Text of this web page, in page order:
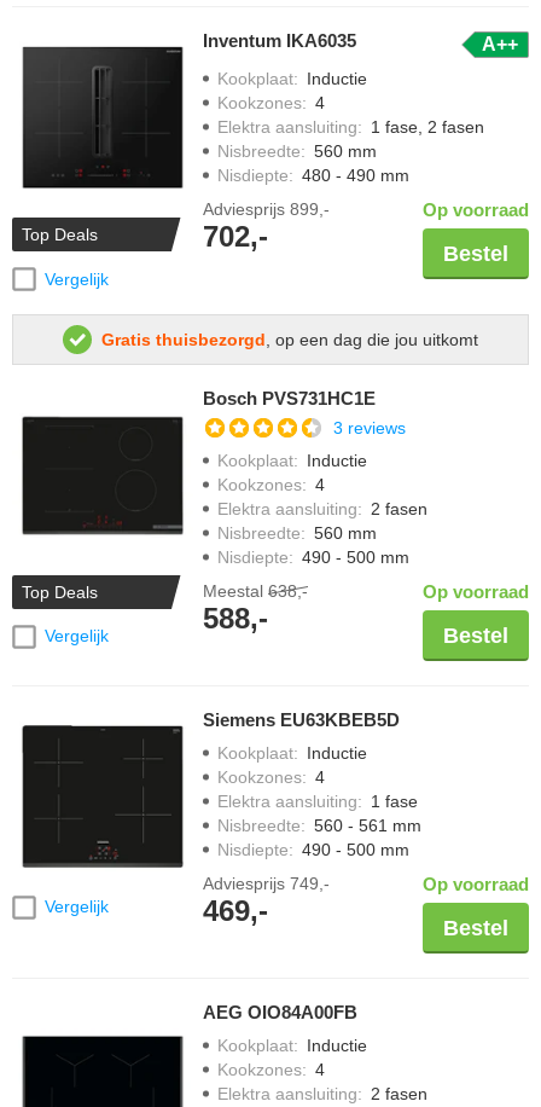
Top Deals
Vergelijk
Inventum IKA6035 A++
Kookplaat: Inductie
Kookzones: 4
Elektra aansluiting: 1 fase, 2 fasen
Nisbreedte: 560 mm
Nisdiepte: 480 - 490 mm
Adviesprijs 899,-
702,-
Op voorraad
Bestel
Gratis thuisbezorgd , op een dag die jou uitkomt
Top Deals
Vergelijk
Bosch PVS731HC1E
3 reviews
Kookplaat: Inductie
Kookzones: 4
Elektra aansluiting: 2 fasen
Nisbreedte: 560 mm
Nisdiepte: 490 - 500 mm
Meestal 638,-
588,-
Op voorraad
Bestel
Vergelijk
Siemens EU63KBEB5D
Kookplaat: Inductie
Kookzones: 4
Elektra aansluiting: 1 fase
Nisbreedte: 560 - 561 mm
Nisdiepte: 490 - 500 mm
Adviesprijs 749,-
469,-
Op voorraad
Bestel
AEG OIO84A00FB
Kookplaat: Inductie
Kookzones: 4
Elektra aansluiting: 2 fasen